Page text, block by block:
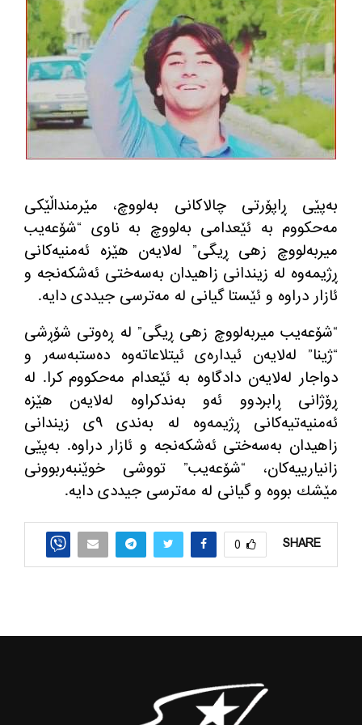
به‌پێی ڕاپۆرتی چالاكانی به‌لووچ، مێرمنداڵێكی
مه‌حكووم به‌ ئێعدامی به‌لووچ به‌ ناوی “شۆعه‌یب
میربه‌لووچ زهی ڕیگی” له‌لایه‌ن هێزه‌ ئه‌منیه‌كانی
ڕژیمه‌وه‌ له‌ زیندانی زاهیدان به‌سه‌ختی ئه‌شكه‌نجه و
ئازار دراوه‌ و ئێستا گیانی له‌ مه‌ترسی جیددی دایه‌.
“شۆعه‌یب میربه‌لووچ زهی ڕیگی” له‌ ڕه‌وتی شۆڕشی
“ژینا” له‌لایه‌ن ئیداره‌ی ئیتلاعاته‌وه‌ ده‌ستبه‌سه‌ر و
دواجار له‌لایه‌ن دادگاوه‌ به‌ ئێعدام مه‌حكووم كرا. له‌
ڕۆژانی ڕابردوو ئه‌و به‌ندكراوه‌ له‌لایه‌ن هێزه‌
ئه‌منیه‌تیه‌كانی ڕژیمه‌وه‌ له‌ به‌ندی ٩ی زیندانی
زاهیدان به‌سه‌ختی ئه‌شكه‌نجه و ئازار دراوه‌. به‌پێی
زانیارییه‌كان، “شۆعه‌یب” تووشی خوێنبه‌ربوونی
مێشك بووه‌ و گیانی له‌ مه‌ترسی جیددی دایه‌.
SHARE
0